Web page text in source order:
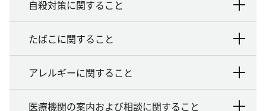
自殺対策に関すること
たばこに関すること
アレルギーに関すること
医療機関の案内および相談に関すること